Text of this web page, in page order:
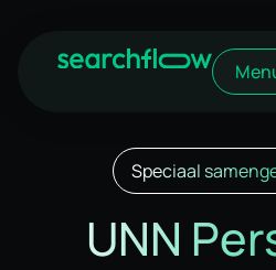
Speciaal
UNN